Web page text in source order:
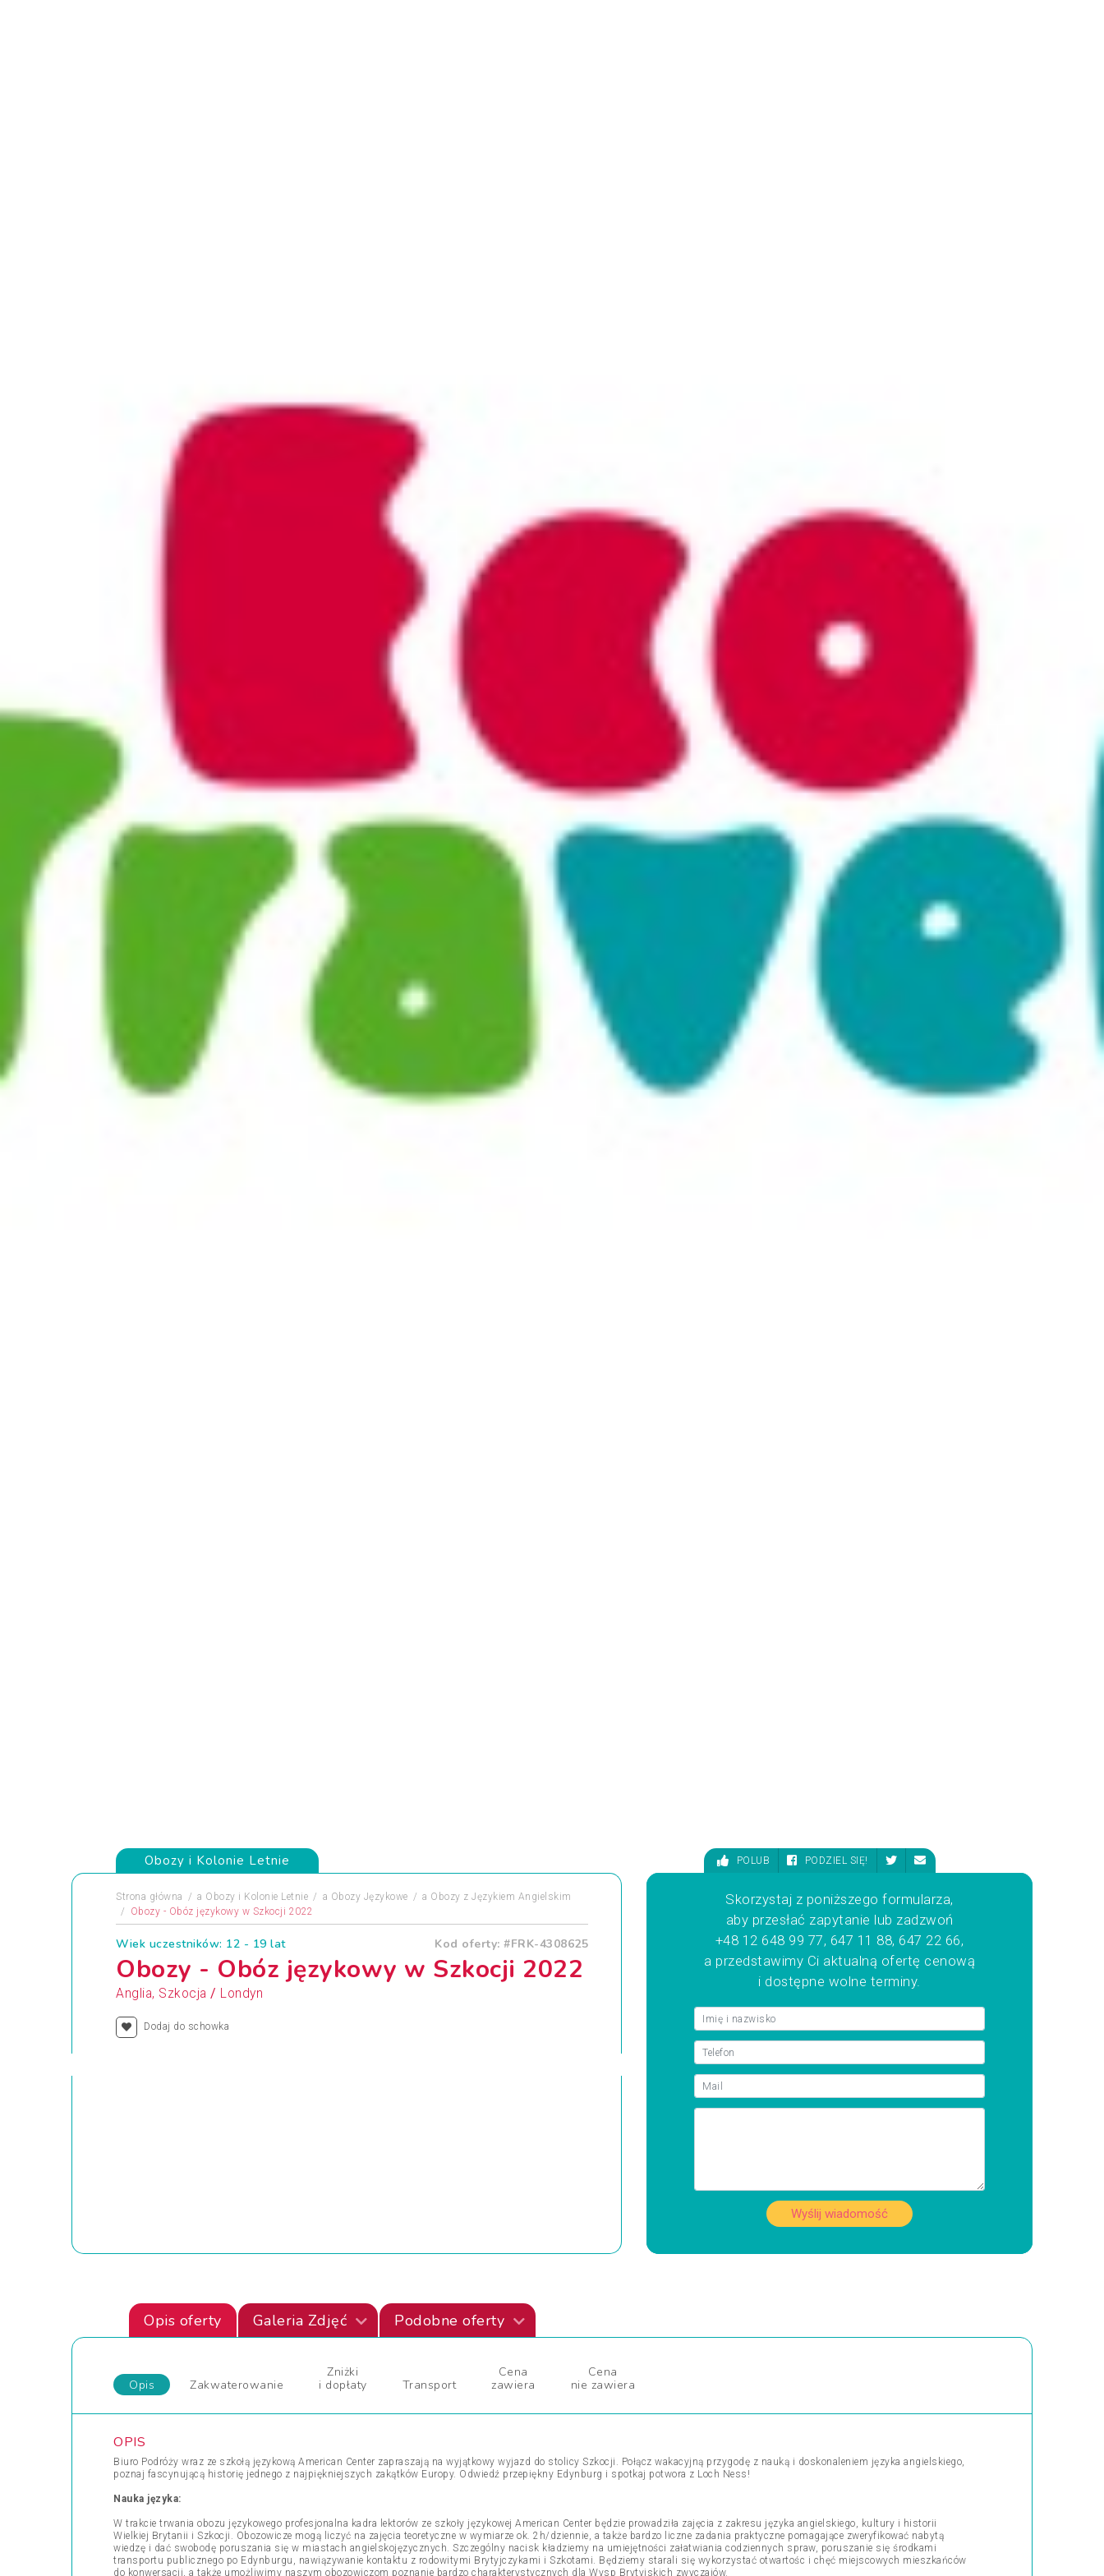
Obozy i Kolonie Letnie
Strona główna a Obozy i Kolonie Letnie a Obozy Językowe a Obozy z Językiem Angielskim
Obozy - Obóz językowy w Szkocji 2022
Wiek uczestników: 12 - 19 lat Kod oferty: #FRK-4308625
Obozy - Obóz językowy w Szkocji 2022
Anglia, Szkocja / Londyn
Dodaj do schowka
POLUB PODZIEL SIĘ!
Skorzystaj z poniższego formularza,
aby przesłać zapytanie lub zadzwoń
+48 12 648 99 77, 647 11 88, 647 22 66,
a przedstawimy Ci aktualną ofertę cenową
i dostępne wolne terminy.
Wyślij wiadomość
Opis oferty Galeria Zdjęć Podobne oferty
Opis Zakwaterowanie
Zniżki
i dopłaty
Transport
Cena
zawiera
Cena
nie zawiera
OPIS
Biuro Podróży wraz ze szkołą językową American Center zapraszają na wyjątkowy wyjazd do stolicy Szkocji. Połącz wakacyjną przygodę z nauką i doskonaleniem języka angielskiego,
poznaj fascynującą historię jednego z najpiękniejszych zakątków Europy. Odwiedź przepiękny Edynburg i spotkaj potwora z Loch Ness!
Nauka języka:
W trakcie trwania obozu językowego profesjonalna kadra lektorów ze szkoły językowej American Center będzie prowadziła zajęcia z zakresu języka angielskiego, kultury i historii
Wielkiej Brytanii i Szkocji. Obozowicze mogą liczyć na zajęcia teoretyczne w wymiarze ok. 2h/dziennie, a także bardzo liczne zadania praktyczne pomagające zweryfikować nabytą
wiedzę i dać swobodę poruszania się w miastach angielskojęzycznych. Szczególny nacisk kładziemy na umiejętności załatwiania codziennych spraw, poruszanie się środkami
transportu publicznego po Edynburgu, nawiązywanie kontaktu z rodowitymi Brytyjczykami i Szkotami. Będziemy starali się wykorzystać otwartośc i chęć miejscowych mieszkańców
do konwersacji, a także umożliwimy naszym obozowiczom poznanie bardzo charakterystycznych dla Wysp Brytyjskich zwyczajów.